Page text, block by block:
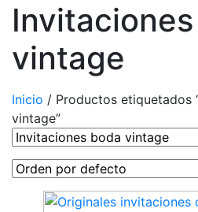
vintage
Inicio / Productos etiquetados
vintage”